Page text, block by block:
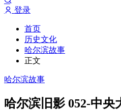
登录
首页
历史文化
哈尔滨故事
正文
哈尔滨故事
哈尔滨旧影 052-中